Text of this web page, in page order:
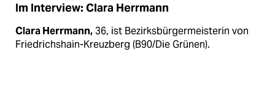
Im Interview: Clara Herrmann
Clara Herrmann,36, ist Bezirksbürgermeisterin von
Friedrichshain-Kreuzberg (B90/Die Grünen).